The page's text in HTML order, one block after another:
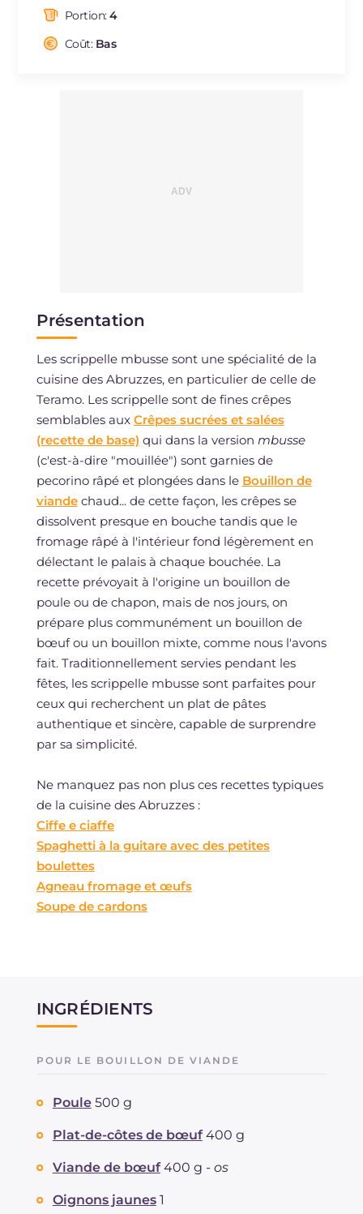
Portion:4
Coût: Bas
Présentation
Les scrippelle mbusse sont une spécialité de la
cuisine des Abruzzes, en particulier de celle de
Teramo. Les scrippelle sont de fines crêpes
semblables aux Crêpes sucrées et salées
(recette de base) qui dans la version mbusse
(c'est-à-dire "mouillée") sont garnies de
pecorino râpé et plongées dans le Bouillon de
viandechaud... de cette façon, les crêpes se
dissolvent presque en bouche tandis que le
fromage râpé à l'intérieur fond légèrement en
délectant le palais à chaque bouchée. La
recette prévoyait à l'origine un bouillon de
poule ou de chapon, mais de nos jours, on
prépare plus communément un bouillon de
bœuf ou un bouillon mixte, comme nous l'avons
fait. Traditionnellement servies pendant les
fêtes, les scrippelle mbusse sont parfaites pour
ceux qui recherchent un plat de pâtes
authentique et sincère, capable de surprendre
par sa simplicité.
Ne manquez pas non plus ces recettes typiques
de la cuisine des Abruzzes :
Ciffe e ciaffe
Spaghetti à la guitare avec des petites
boulettes
Agneau fromage et œufs
Soupe de cardons
INGRÉDIENTS
POUR LE BOUILLON DE VIANDE
Poule 500 g
Plat-de-côtes de bœuf 400 g
Viande de bœuf 400 g - os
Oignons jaunes 1